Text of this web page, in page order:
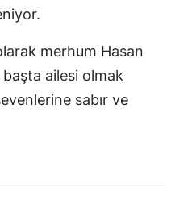
merhum Hasan
başta ailesi olmak
sabır ve